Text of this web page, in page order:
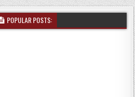
POPULAR POSTS: